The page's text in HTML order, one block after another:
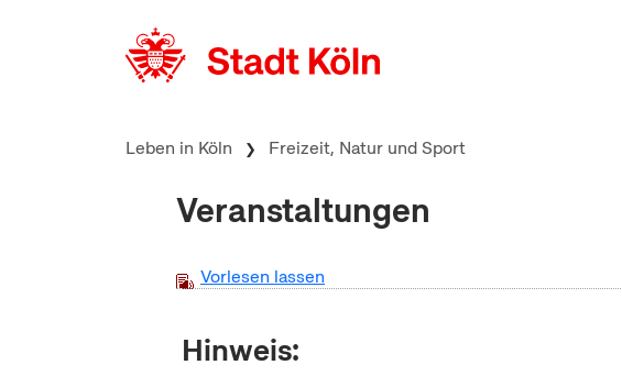
Leben in Köln Freizeit, Natur und Sport
Veranstaltungen
Vorlesen lassen
Hinweis: